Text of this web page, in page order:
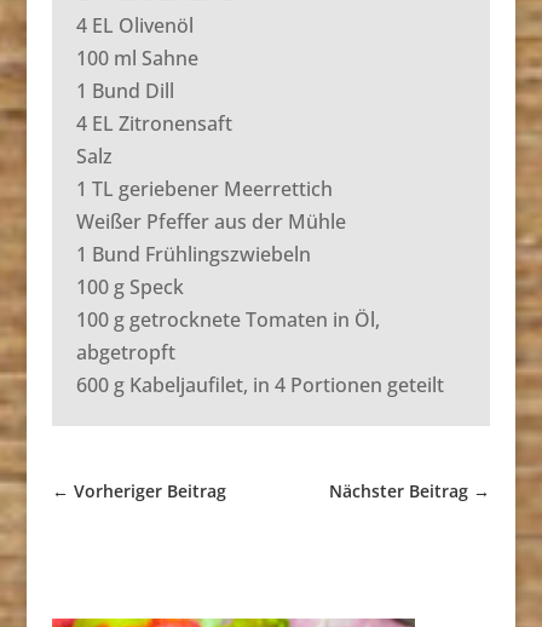
4 EL Olivenöl
100 ml Sahne
1 Bund Dill
4 EL Zitronensaft
Salz
1 TL geriebener Meerrettich
Weißer Pfeffer aus der Mühle
1 Bund Frühlingszwiebeln
100 g Speck
100 g getrocknete Tomaten in Öl,
abgetropft
600 g Kabeljaufilet, in 4 Portionen geteilt
← Vorheriger Beitrag Nächster Beitrag →